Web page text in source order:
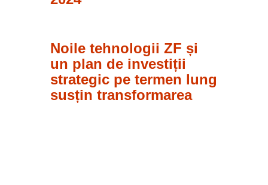
Noile tehnologii ZF și
un plan de investiții
strategic pe termen lung
susțin transformarea